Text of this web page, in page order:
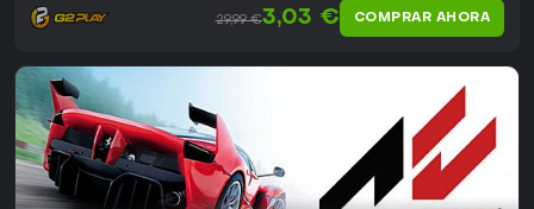
29,99 €3,03 € COMPRAR AHORA